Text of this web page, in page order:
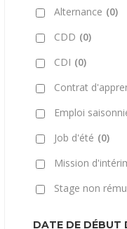
Alternance (0)
CDD (0)
CDI (0)
Contrat
Emploi
Job d'été (0)
Mission
Stage non
DATE DE DÉBUT